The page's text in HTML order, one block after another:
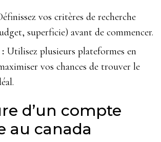
vos critères de recherche
superficie) avant de commencer.
Utilisez plusieurs plateformes en
vos chances de trouver le
d’un compte
au canada